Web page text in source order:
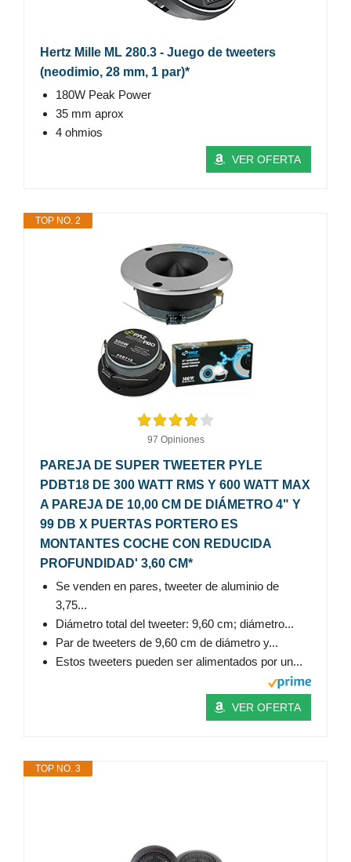
Hertz Mille ML 280.3 - Juego de tweeters
(neodimio, 28 mm, 1 par)*
180W Peak Power
35 mm aprox
4 ohmios
VER OFERTA
TOP NO. 2
97 Opiniones
PAREJA DE SUPER TWEETER PYLE
PDBT18 DE 300 WATT RMS Y 600 WATT MAX
A PAREJA DE 10,00 CM DE DIÁMETRO 4" Y
99 DB X PUERTAS PORTERO ES
MONTANTES COCHE CON REDUCIDA
PROFUNDIDAD' 3,60 CM*
Se venden en pares, tweeter de aluminio de
3,75...
Diámetro total del tweeter: 9,60 cm; diámetro...
Par de tweeters de 9,60 cm de diámetro y...
Estos tweeters pueden ser alimentados por un...
VER OFERTA
TOP NO. 3